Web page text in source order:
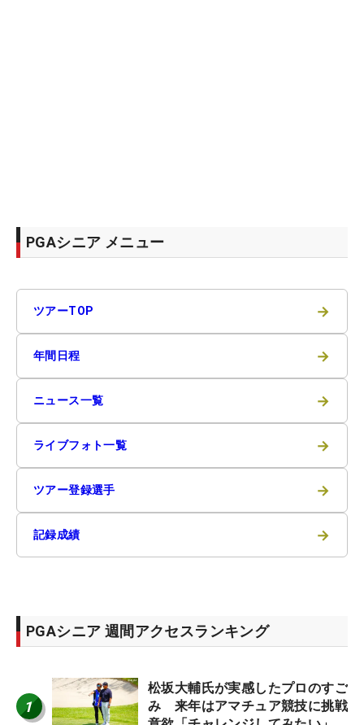
PGAシニア メニュー
ツアーTOP →
年間日程 →
ニュース一覧 →
ライブフォト一覧 →
ツアー登録選手 →
記録成績 →
PGAシニア 週間アクセスランキング
1
松坂大輔氏が実感したプロのすご
み 来年はアマチュア競技に挑戦